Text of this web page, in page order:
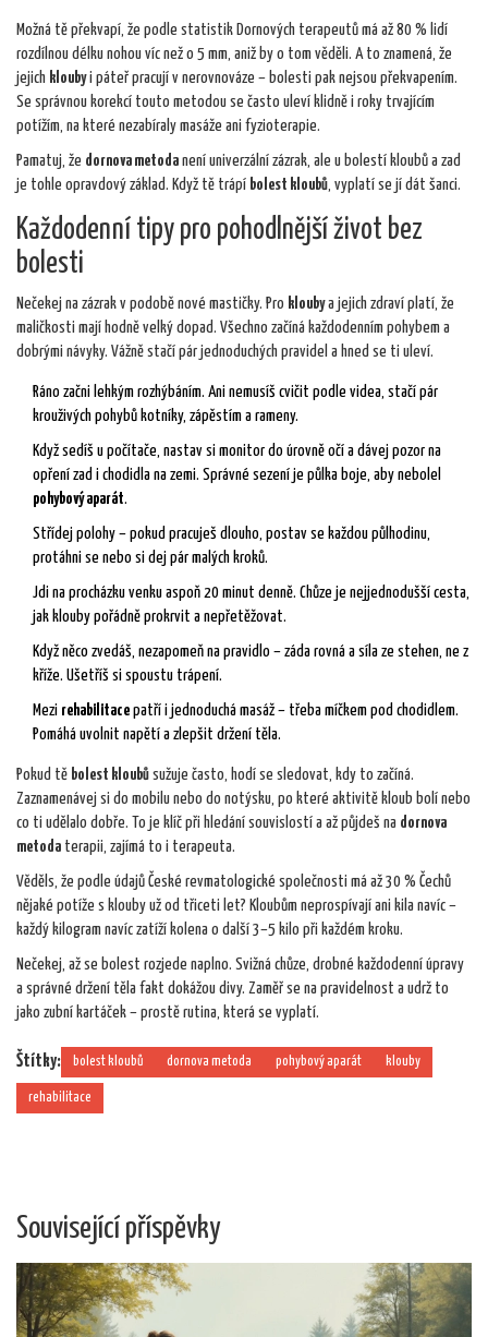
Možná tě překvapí, že podle statistik Dornových terapeutů má až 80 % lidí
rozdílnou délku nohou víc než o 5 mm, aniž by o tom věděli. A to znamená, že
jejich kloubyi páteř pracují v nerovnováze – bolesti pak nejsou překvapením.
Se správnou korekcí touto metodou se často uleví klidně i roky trvajícím
potížím, na které nezabíraly masáže ani fyzioterapie.
Pamatuj, že dornova metoda není univerzální zázrak, ale u bolestí kloubů a zad
je tohle opravdový základ. Když tě trápí bolest kloubů, vyplatí se jí dát šanci.
Každodenní tipy pro pohodlnější život bez
bolesti
Nečekej na zázrak v podobě nové mastičky. Pro kloubya jejich zdraví platí, že
maličkosti mají hodně velký dopad. Všechno začíná každodenním pohybem a
dobrými návyky. Vážně stačí pár jednoduchých pravidel a hned se ti uleví.
Ráno začni lehkým rozhýbáním. Ani nemusíš cvičit podle videa, stačí pár
krouživých pohybů kotníky, zápěstím a rameny.
Když sedíš u počítače, nastav si monitor do úrovně očí a dávej pozor na
opření zad i chodidla na zemi. Správné sezení je půlka boje, aby nebolel
pohybový aparát.
Střídej polohy – pokud pracuješ dlouho, postav se každou půlhodinu,
protáhni se nebo si dej pár malých kroků.
Jdi na procházku venku aspoň 20 minut denně. Chůze je nejjednodušší cesta,
jak klouby pořádně prokrvit a nepřetěžovat.
Když něco zvedáš, nezapomeň na pravidlo – záda rovná a síla ze stehen, ne z
kříže. Ušetříš si spoustu trápení.
Mezi rehabilitace patří i jednoduchá masáž – třeba míčkem pod chodidlem.
Pomáhá uvolnit napětí a zlepšit držení těla.
Pokud tě bolest kloubů sužuje často, hodí se sledovat, kdy to začíná.
Zaznamenávej si do mobilu nebo do notýsku, po které aktivitě kloub bolí nebo
co ti udělalo dobře. To je klíč při hledání souvislostí a až půjdeš na dornova
metoda terapii, zajímá to i terapeuta.
Věděls, že podle údajů České revmatologické společnosti má až 30 % Čechů
nějaké potíže s klouby už od třiceti let? Kloubům neprospívají ani kila navíc –
každý kilogram navíc zatíží kolena o další 3–5 kilo při každém kroku.
Nečekej, až se bolest rozjede naplno. Svižná chůze, drobné každodenní úpravy
a správné držení těla fakt dokážou divy. Zaměř se na pravidelnost a udrž to
jako zubní kartáček – prostě rutina, která se vyplatí.
Štítky: bolest kloubů dornova metoda pohybový aparát klouby
rehabilitace
Související příspěvky